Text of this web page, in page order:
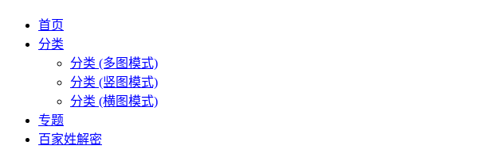
首页
分类
分类 (多图模式)
分类 (竖图模式)
分类 (横图模式)
专题
百家姓解密